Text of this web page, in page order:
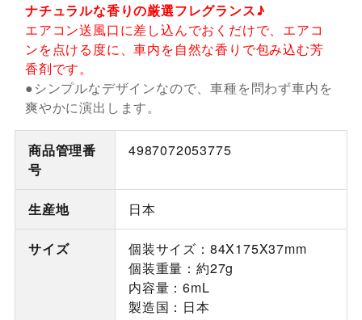
ナチュラルな香りの厳選フレグランス♪
エアコン送風口に差し込んでおくだけで、エアコ
ンを点ける度に、車内を自然な香りで包み込む芳
香剤です。
●シンプルなデザインなので、車種を問わず車内を
爽やかに演出します。
商品管理番
号
4987072053775
生産地 日本
サイズ
個装サイズ：84X175X37mm
個装重量：約27g
内容量：6mL
製造国：日本